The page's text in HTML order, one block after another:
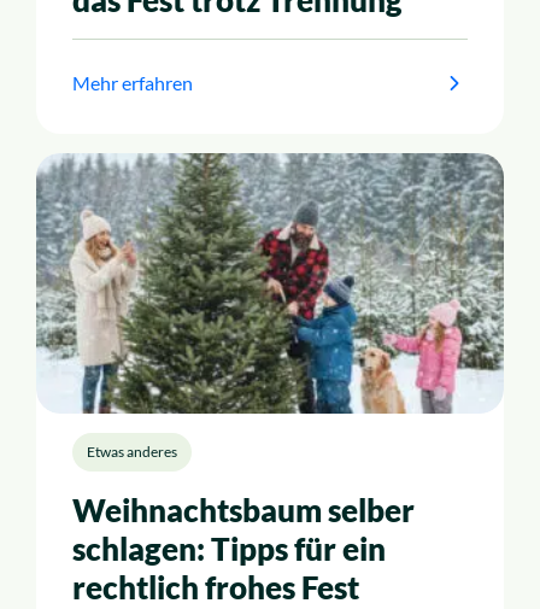
Mehr erfahren
Etwas anderes
Weihnachtsbaum selber
schlagen: Tipps für ein
rechtlich frohes Fest